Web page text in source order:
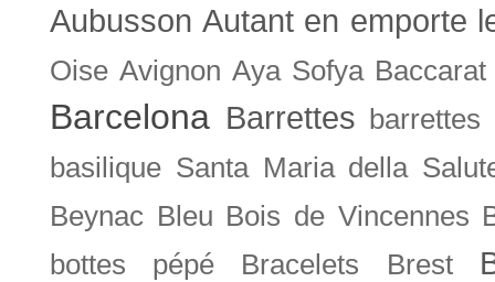
Aubusson Autant en emporte
Oise Avignon Aya Sofya Baccarat
Barcelona Barrettes barrettes
basilique Santa Maria della
Beynac Bleu Bois de Vincennes
bottes pépé
Bracelets Brest